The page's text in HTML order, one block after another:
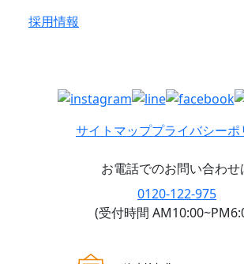
採用情報
サイトマッププライバシーポ
お電話でのお問い合わせ
0120-122-975
(受付時間